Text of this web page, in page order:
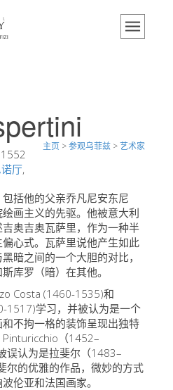
览
论
厅
物馆
主页 >参观乌菲兹 >艺术家
1552
厅,
括他的父亲乔凡尼安东尼
画主义的先驱。他被意大利
奥吉奥瓦萨里，作为一种半
心式。瓦萨里说他产生如此
暗之间的一个大胆的对比，
库罗（暗）在其他。
Costa (1460-1535)和
1517)学习，并被认为是一个
不拘一格的装饰呈现出独特
（1452–
误认为是拉斐尔（1483–
尔的优雅的作品，微妙的方式
伦亚和法国画家。